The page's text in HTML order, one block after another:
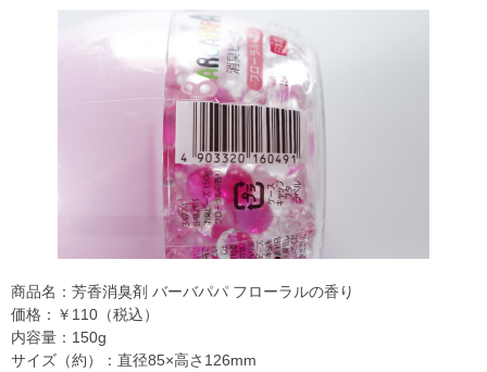
商品名：芳香消臭剤 バーバパパ フローラルの香り
価格：￥110（税込）
内容量：150g
サイズ（約）：直径85×高さ126mm